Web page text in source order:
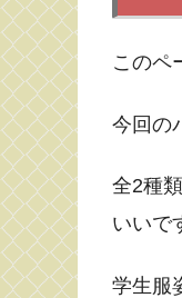
このペ
今回の
全2種
いいで
学生服